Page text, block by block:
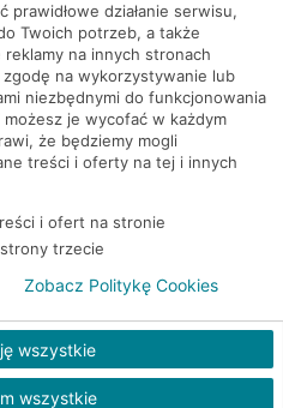
Wszelkie prawa zastrzeżone
działanie serwisu,
Twoich potrzeb, a także
na innych stronach
na wykorzystywanie lub
niezbędnymi do funkcjonowania
je wycofać w każdym
że będziemy mogli
treści i oferty na tej i innych
i ofert na stronie
trzecie
wszystkie
wszystkie
Zobacz Politykę Cookies